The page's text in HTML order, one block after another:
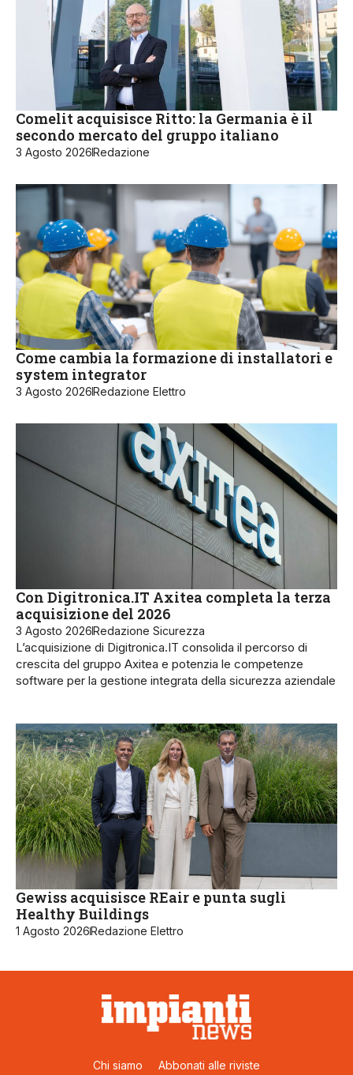
Comelit acquisisce Ritto: la Germania è il
secondo mercato del gruppo italiano
3 Agosto 2026Redazione
Come cambia la formazione di installatori e
system integrator
3 Agosto 2026Redazione Elettro
Con Digitronica.IT Axitea completa la terza
acquisizione del 2026
3 Agosto 2026Redazione Sicurezza
L’acquisizione di Digitronica.IT consolida il percorso di
crescita del gruppo Axitea e potenzia le competenze
software per la gestione integrata della sicurezza aziendale
Gewiss acquisisce REair e punta sugli
Healthy Buildings
1 Agosto 2026Redazione Elettro
Chi siamo Abbonati alle riviste